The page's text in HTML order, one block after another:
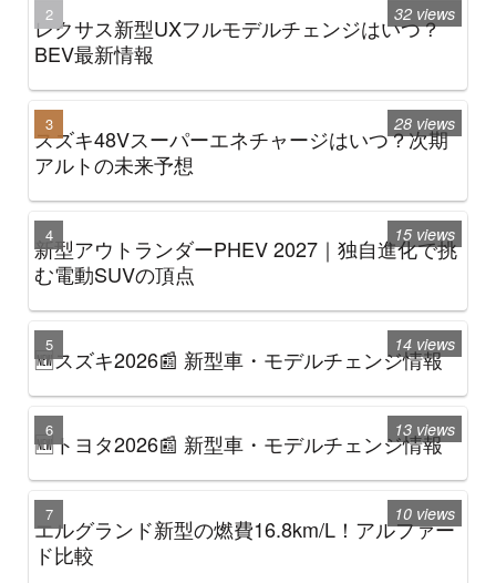
レクサス新型UXフルモデルチェンジはいつ？
BEV最新情報
32 views
スズキ48Vスーパーエネチャージはいつ？次期
アルトの未来予想
28 views
新型アウトランダーPHEV 2027｜独自進化で挑
む電動SUVの頂点
15 views
🆕スズキ2026📰 新型車・モデルチェンジ情報
14 views
🆕トヨタ2026📰 新型車・モデルチェンジ情報
13 views
エルグランド新型の燃費16.8km/L！アルファー
ド比較
10 views